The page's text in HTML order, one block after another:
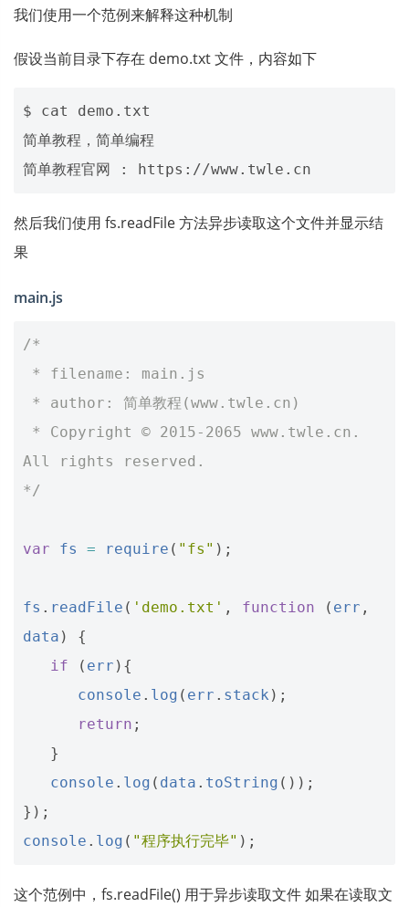
我们使用一个范例来解释这种机制
假设当前目录下存在 demo.txt 文件，内容如下
$ cat demo.txt
简单教程，简单编程
然后我们使用 fs.readFile 方法异步读取这个文件并显示结
果
main.js
/*
* filename: main.js
* author: 简单教程(www.twle.cn)
All rights reserved.
*/
var fs = require ( "fs" );
fs . readFile ( 'demo.txt' , function ( err ,
data )
{
if
( err ){
console . log ( err . stack );
return ;
}
console . log ( data . toString ());
});
console . log ( "程序执行完毕" );
这个范例中，fs.readFile() 用于异步读取文件 如果在读取文